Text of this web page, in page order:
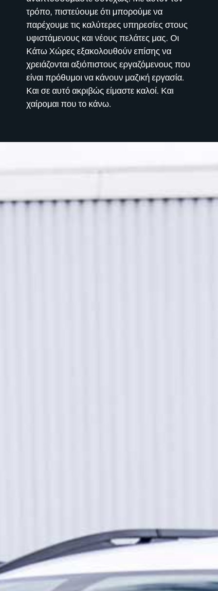
τρόπο, πιστεύουμε ότι μπορούμε να
παρέχουμε τις καλύτερες υπηρεσίες στους
υφιστάμενους και νέους πελάτες μας. Οι
Κάτω Χώρες εξακολουθούν επίσης να
χρειάζονται αξιόπιστους εργαζόμενους που
είναι πρόθυμοι να κάνουν μαζική εργασία.
Και σε αυτό ακριβώς είμαστε καλοί. Και
χαίρομαι που το κάνω.